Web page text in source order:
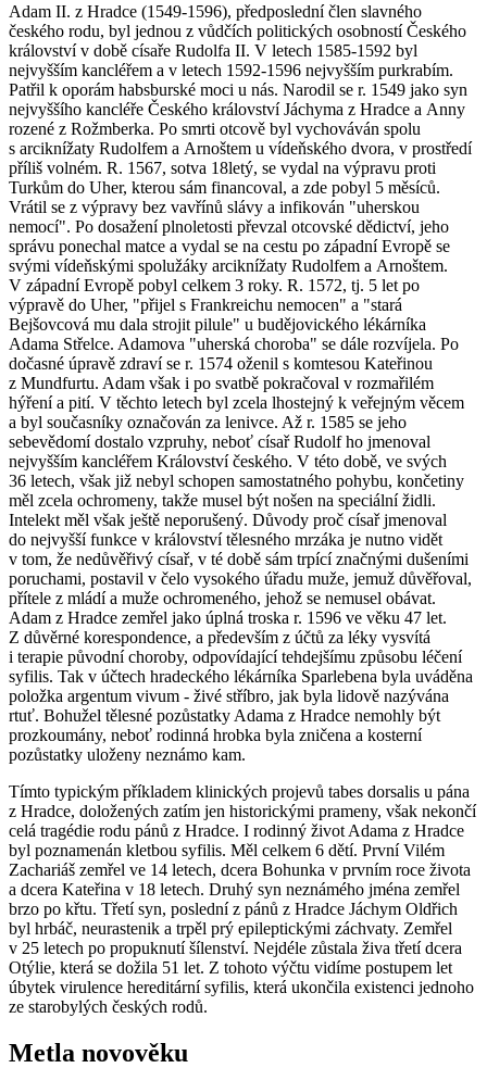
Adam II. z Hradce (1549-1596), předposlední člen slavného
českého rodu, byl jednou z vůdčích politických osobností Českého
království v době císaře Rudolfa II. V letech 1585-1592 byl
nejvyšším kancléřem a v letech 1592-1596 nejvyšším purkrabím.
Patřil k oporám habsburské moci u nás. Narodil se r. 1549 jako syn
nejvyššího kancléře Českého království Jáchyma z Hradce a Anny
rozené z Rožmberka. Po smrti otcově byl vychováván spolu
s arciknížaty Rudolfem a Arnoštem u vídeňského dvora, v prostředí
příliš volném. R. 1567, sotva 18letý, se vydal na výpravu proti
Turkům do Uher, kterou sám financoval, a zde pobyl 5 měsíců.
Vrátil se z výpravy bez vavřínů slávy a infikován "uherskou
nemocí". Po dosažení plnoletosti převzal otcovské dědictví, jeho
správu ponechal matce a vydal se na cestu po západní Evropě se
svými vídeňskými spolužáky arciknížaty Rudolfem a Arnoštem.
V západní Evropě pobyl celkem 3 roky. R. 1572, tj. 5 let po
výpravě do Uher, "přijel s Frankreichu nemocen" a "stará
Bejšovcová mu dala strojit pilule" u budějovického lékárníka
Adama Střelce. Adamova "uherská choroba" se dále rozvíjela. Po
dočasné úpravě zdraví se r. 1574 oženil s komtesou Kateřinou
z Mundfurtu. Adam však i po svatbě pokračoval v rozmařilém
hýření a pití. V těchto letech byl zcela lhostejný k veřejným věcem
a byl současníky označován za lenivce. Až r. 1585 se jeho
sebevědomí dostalo vzpruhy, neboť císař Rudolf ho jmenoval
nejvyšším kancléřem Království českého. V této době, ve svých
36 letech, však již nebyl schopen samostatného pohybu, končetiny
měl zcela ochromeny, takže musel být nošen na speciální židli.
Intelekt měl však ještě neporušený. Důvody proč císař jmenoval
do nejvyšší funkce v království tělesného mrzáka je nutno vidět
v tom, že nedůvěřivý císař, v té době sám trpící značnými dušeními
poruchami, postavil v čelo vysokého úřadu muže, jemuž důvěřoval,
přítele z mládí a muže ochromeného, jehož se nemusel obávat.
Adam z Hradce zemřel jako úplná troska r. 1596 ve věku 47 let.
Z důvěrné korespondence, a především z účtů za léky vysvítá
i terapie původní choroby, odpovídající tehdejšímu způsobu léčení
syfilis. Tak v účtech hradeckého lékárníka Sparlebena byla uváděna
položka argentum vivum - živé stříbro, jak byla lidově nazývána
rtuť. Bohužel tělesné pozůstatky Adama z Hradce nemohly být
prozkoumány, neboť rodinná hrobka byla zničena a kosterní
pozůstatky uloženy neznámo kam.
Tímto typickým příkladem klinických projevů tabes dorsalis u pána
z Hradce, doložených zatím jen historickými prameny, však nekončí
celá tragédie rodu pánů z Hradce. I rodinný život Adama z Hradce
byl poznamenán kletbou syfilis. Měl celkem 6 dětí. První Vilém
Zachariáš zemřel ve 14 letech, dcera Bohunka v prvním roce života
a dcera Kateřina v 18 letech. Druhý syn neznámého jména zemřel
brzo po křtu. Třetí syn, poslední z pánů z Hradce Jáchym Oldřich
byl hrbáč, neurastenik a trpěl prý epileptickými záchvaty. Zemřel
v 25 letech po propuknutí šílenství. Nejdéle zůstala živa třetí dcera
Otýlie, která se dožila 51 let. Z tohoto výčtu vidíme postupem let
úbytek virulence hereditární syfilis, která ukončila existenci jednoho
ze starobylých českých rodů.
Metla novověku